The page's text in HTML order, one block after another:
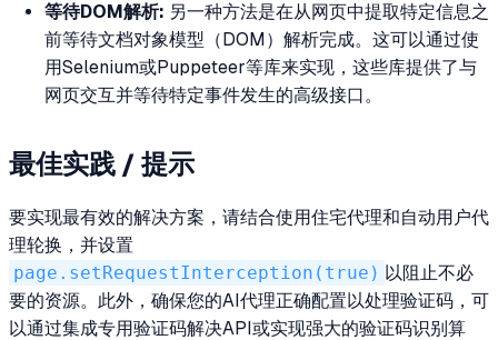
等待DOM解析: 另一种方法是在从网页中提取特定信息之
前等待文档对象模型（DOM）解析完成。这可以通过使
用Selenium或Puppeteer等库来实现，这些库提供了与
网页交互并等待特定事件发生的高级接口。
最佳实践 / 提示
要实现最有效的解决方案，请结合使用住宅代理和自动用户代
理轮换，并设置
page.setRequestInterception(true) 以阻止不必
要的资源。此外，确保您的AI代理正确配置以处理验证码，可
以通过集成专用验证码解决API或实现强大的验证码识别算